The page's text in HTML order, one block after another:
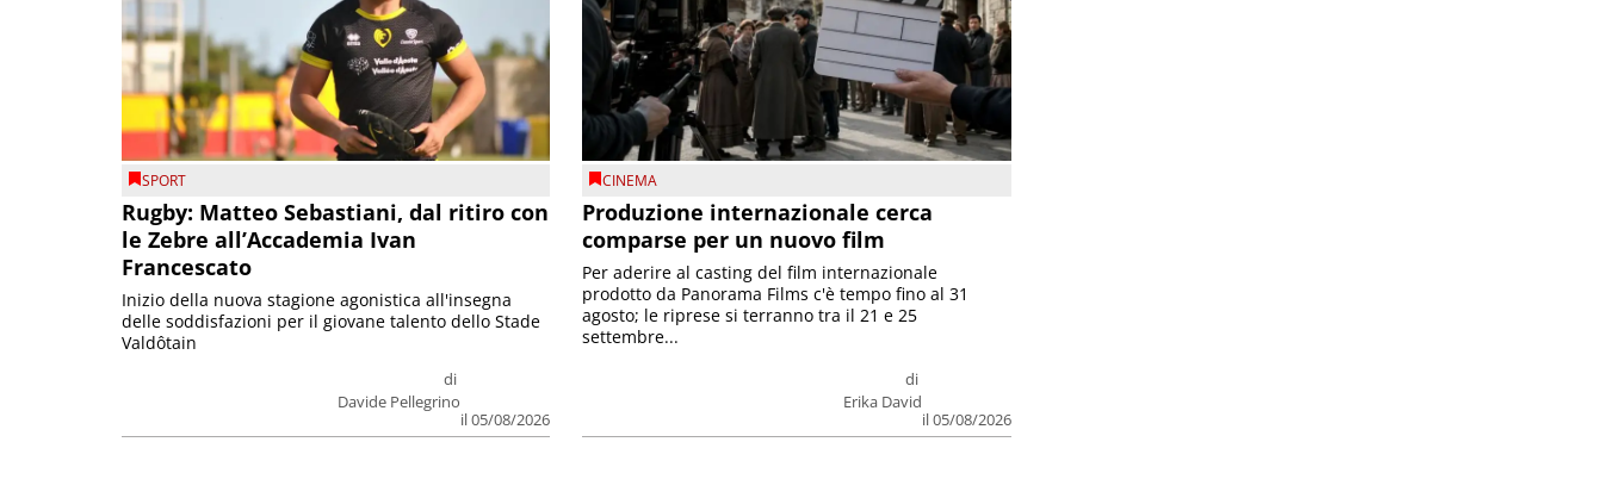
SPORT
Rugby: Matteo Sebastiani, dal ritiro con
le Zebre all’Accademia Ivan
Francescato
di
Davide Pellegrino
il 05/08/2026
Inizio della nuova stagione agonistica all'insegna
delle soddisfazioni per il giovane talento dello Stade
Valdôtain
CINEMA
Produzione internazionale cerca
comparse per un nuovo film
di
Erika David
il 05/08/2026
Per aderire al casting del film internazionale
prodotto da Panorama Films c'è tempo fino al 31
agosto; le riprese si terranno tra il 21 e 25
settembre...